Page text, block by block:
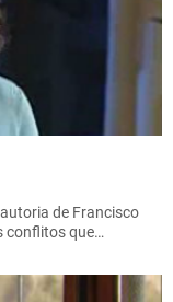
de Francisco
conflitos que…